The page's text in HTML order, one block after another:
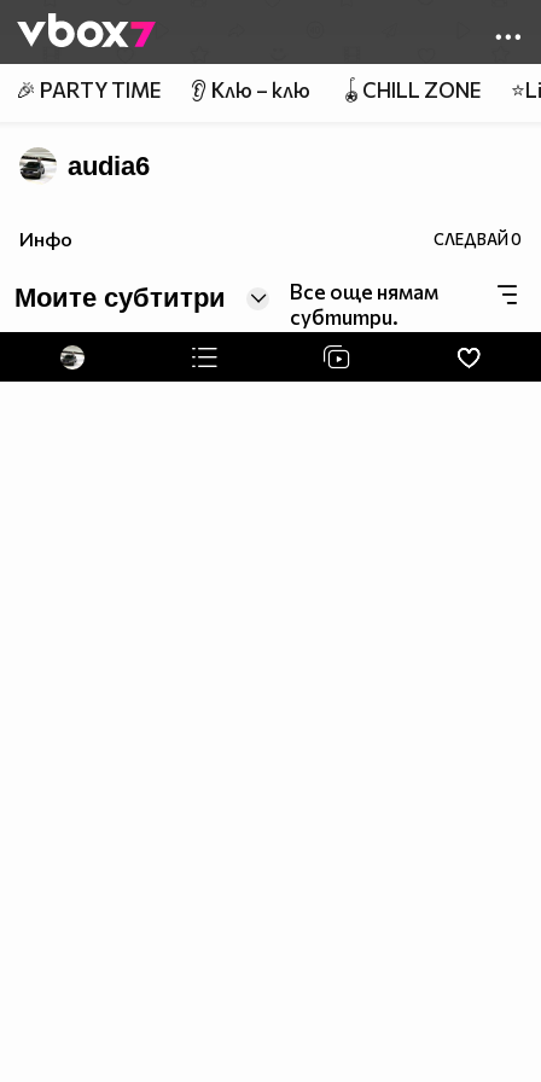
👾
🎉 PARTY TIME 👂 Клю – клю 🪀CHILL ZONE
audia6
Инфо СЛЕДВАЙ0
Моите субтитри
Все още нямам
субтитри.